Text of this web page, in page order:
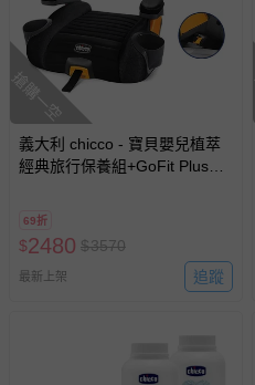
搶購一空
義大利 chicco - 寶貝嬰兒植萃
經典旅行保養組+GoFit Plus汽
69折
$2480 $3570
最新上架 追蹤